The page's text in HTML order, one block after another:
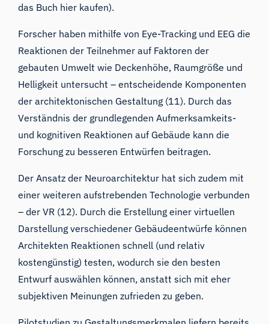
das Buch hier kaufen).
Forscher haben mithilfe von Eye-Tracking und EEG die
Reaktionen der Teilnehmer auf Faktoren der
gebauten Umwelt wie Deckenhöhe, Raumgröße und
Helligkeit untersucht – entscheidende Komponenten
der architektonischen Gestaltung (11). Durch das
Verständnis der grundlegenden Aufmerksamkeits-
und kognitiven Reaktionen auf Gebäude kann die
Forschung zu besseren Entwürfen beitragen.
Der Ansatz der Neuroarchitektur hat sich zudem mit
einer weiteren aufstrebenden Technologie verbunden
– der VR (12). Durch die Erstellung einer virtuellen
Darstellung verschiedener Gebäudeentwürfe können
Architekten Reaktionen schnell (und relativ
kostengünstig) testen, wodurch sie den besten
Entwurf auswählen können, anstatt sich mit eher
subjektiven Meinungen zufrieden zu geben.